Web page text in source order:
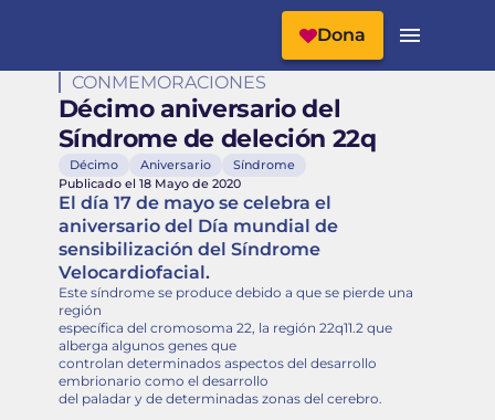
Cabecera del Sitio
Dona
CONMEMORACIONES
Décimo aniversario del
Síndrome de deleción 22q
Décimo Aniversario
Síndrome
Publicado el 18 Mayo de 2020
El día 17 de mayo se celebra el
aniversario del Día mundial de
sensibilización del Síndrome
Velocardiofacial.
Este síndrome se produce debido a que se pierde una
región
específica del cromosoma 22, la región 22q11.2 que
alberga algunos genes que
controlan determinados aspectos del desarrollo
embrionario como el desarrollo
del paladar y de determinadas zonas del cerebro.